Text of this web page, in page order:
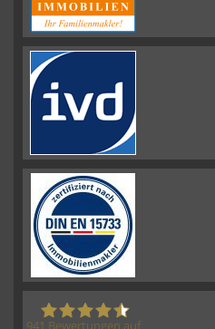
941 Bewertungen auf